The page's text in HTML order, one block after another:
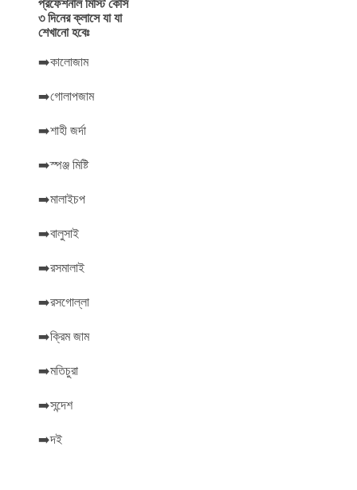
প্রফেশনাল মিস্টি কোর্স
৩ দিনের ক্লাসে যা যা
শেখানো হবেঃ
➡️কালোজাম
➡️গোলাপজাম
➡️শাহী জর্দা
➡️স্পঞ্জ মিষ্টি
➡️মালাইচপ
➡️বালুসাই
➡️রসমালাই
➡️রসগোল্লা
➡️ক্রিম জাম
➡️মতিচুরা
➡️সন্দেশ
➡️দই